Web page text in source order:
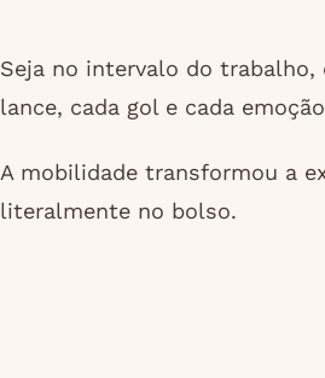
Seja no intervalo do trabalho,
lance, cada gol e cada
A mobilidade transformou a
literalmente no bolso.